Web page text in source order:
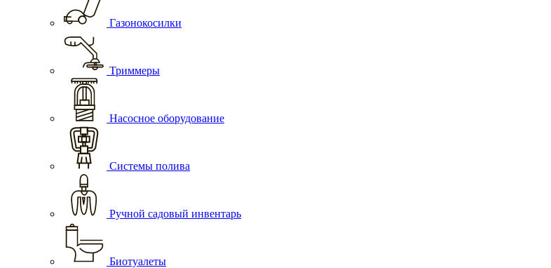
Газонокосилки
Триммеры
Насосное оборудование
Системы полива
Ручной садовый инвентарь
Биотуалеты